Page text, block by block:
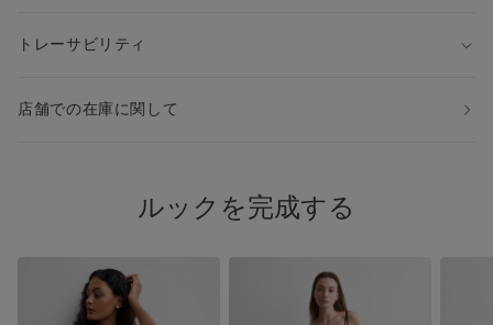
トレーサビリティ
店舗での在庫に関して
ルックを完成する